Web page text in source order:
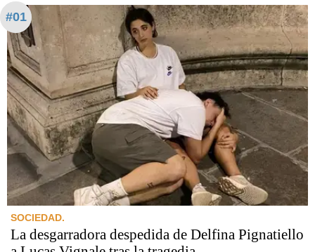
#01
SOCIEDAD.
La desgarradora despedida de Delfina Pignatiello